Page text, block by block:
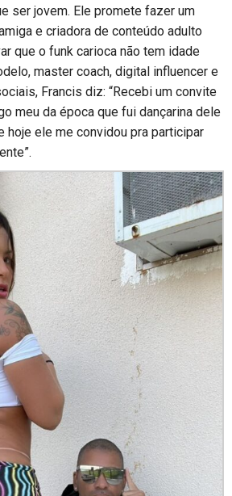
ser jovem. Ele promete fazer um
e criadora de conteúdo adulto
que o funk carioca não tem idade
master coach, digital influencer e
Francis diz: “Recebi um convite
meu da época que fui dançarina dele
hoje ele me convidou pra participar